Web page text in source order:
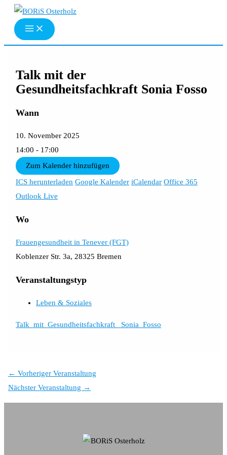
Zum
Inhalt
springen
Talk mit der
Gesundheitsfachkraft Sonia Fosso
Wann
10. November 2025
14:00 - 17:00
Zum Kalender hinzufügen
ICS herunterladen Google Kalender iCalendar Office 365
Outlook Live
Wo
Frauengesundheit in Tenever (FGT)
Koblenzer Str. 3a, 28325 Bremen
Veranstaltungstyp
Leben & Soziales
Talk_mit_Gesundheitsfachkraft _Sonia_Fosso
← Vorheriger Veranstaltung
Nächster Veranstaltung →